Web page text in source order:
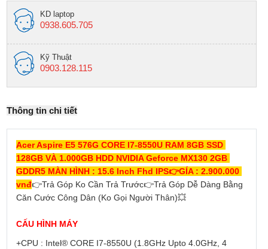
KD laptop
0938.605.705
Kỹ Thuật
0903.128.115
Thông tin chi tiết
Acer Aspire E5 576G CORE I7-8550U RAM 8GB SSD
128GB VÀ 1.000GB HDD NVIDIA Geforce MX130 2GB
GDDR5 MÀN HÌNH : 15.6 Inch Fhd IPS👉GÍA : 2.900.000
vnđ👉Trả Góp Ko Cần Trả Trước👉Trả Góp Dễ Dàng Bằng
Căn Cước Công Dân (Ko Gọi Người Thân)💥
CẤU HÌNH MÁY
+CPU : Intel® CORE I7-8550U (1.8GHz Upto 4.0GHz, 4